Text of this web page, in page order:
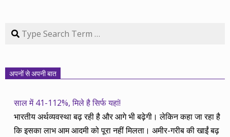
Search
अपनों से अपनी बात
साल में 41-112%, मिले है सिर्फ यहां!
भारतीय अर्थव्यवस्था बढ़ रही है और आगे भी बढ़ेगी। लेकिन कहा जा रहा है
कि इसका लाभ आम आदमी को पूरा नहीं मिलता। अमीर-गरीब की खाईं बढ़